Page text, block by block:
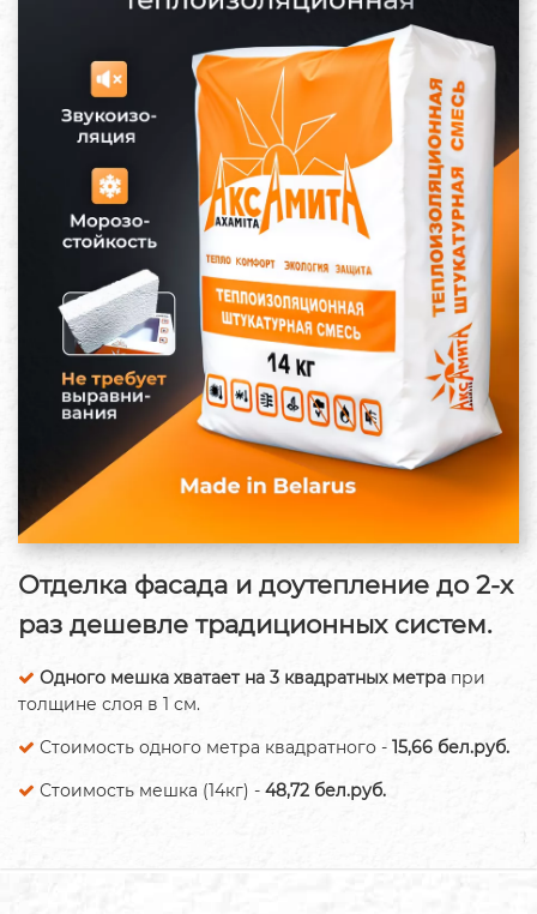
Отделка фасада и доутепление до 2-х
раз дешевле традиционных систем.
Одного мешка хватает на 3 квадратных метра при
толщине слоя в 1 см.
Стоимость одного метра квадратного - 15,66 бел.руб.
Стоимость мешка (14кг) - 48,72 бел.руб.